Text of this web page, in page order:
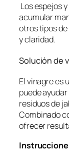
Los espejos
acumular
otros tipos
y claridad.
Solución de
El vinagre es
puede
residuos de
Combinado
ofrecer